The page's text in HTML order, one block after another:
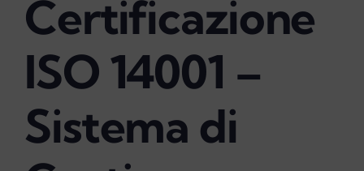
myPeople
Certificazione
ISO 14001 –
Sistema di